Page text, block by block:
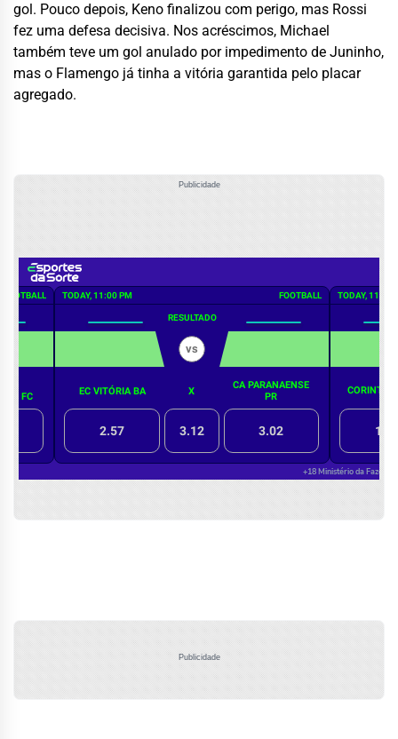
gol. Pouco depois, Keno finalizou com perigo, mas Rossi
fez uma defesa decisiva. Nos acréscimos, Michael
também teve um gol anulado por impedimento de Juninho,
mas o Flamengo já tinha a vitória garantida pelo placar
agregado.
Publicidade
Publicidade